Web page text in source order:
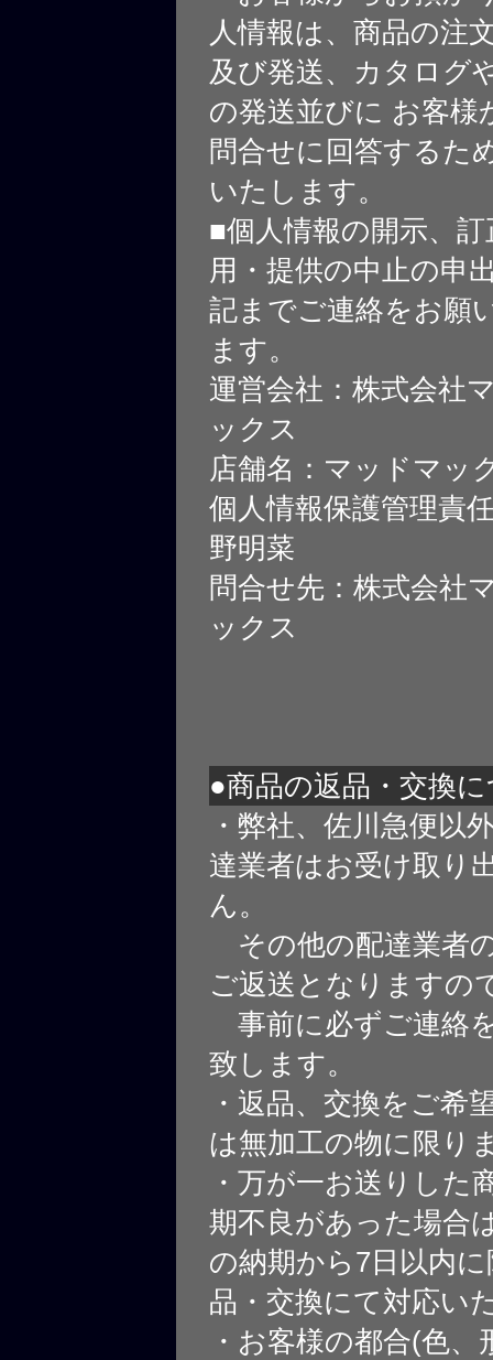
人情報は、商品の注
及び発送、カタログ
の発送並びに お客様
問合せに回答するた
いたします。
■個人情報の開示、
用・提供の中止の申
記までご連絡をお願
ます。
運営会社：株式会社
ックス
店舗名：マッドマッ
個人情報保護管理責
野明菜
問合せ先：株式会社
ックス
●商品の返品・交換
・弊社、佐川急便以
達業者はお受け取り
ん。
その他の配達業者
ご返送となりますの
事前に必ずご連絡
致します。
・返品、交換をご希
は無加工の物に限り
・万が一お送りした
期不良があった場合
の納期から7日以内
品・交換にて対応い
・お客様の都合(色、